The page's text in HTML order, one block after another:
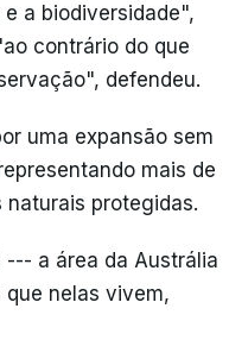
a biodiversidade",
contrário do que
defendeu.
uma expansão sem
mais de
naturais protegidas.
--- a área da Austrália
nelas vivem,